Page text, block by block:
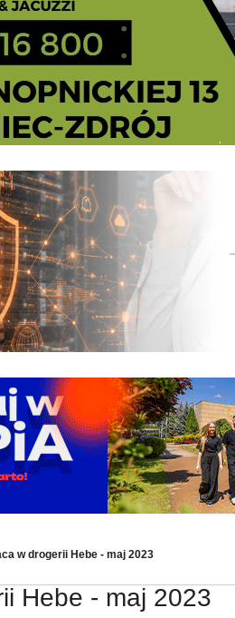
w drogerii Hebe - maj 2023
Hebe - maj 2023